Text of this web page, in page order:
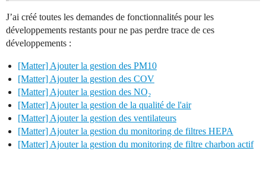
J’ai créé toutes les demandes de fonctionnalités pour les
développements restants pour ne pas perdre trace de ces
développements :
[Matter] Ajouter la gestion des PM10
[Matter] Ajouter la gestion des COV
[Matter] Ajouter la gestion des NO₂
[Matter] Ajouter la gestion de la qualité de l'air
[Matter] Ajouter la gestion des ventilateurs
[Matter] Ajouter la gestion du monitoring de filtres HEPA
[Matter] Ajouter la gestion du monitoring de filtre charbon actif